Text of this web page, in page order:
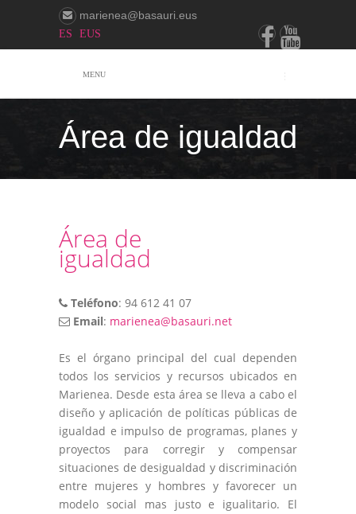
marienea@basauri.eus
ES EUS
MENU
Área de igualdad
Área de
igualdad
Teléfono: 94 612 41 07
Email: marienea@basauri.net
Es el órgano principal del cual dependen
todos los servicios y recursos ubicados en
Marienea. Desde esta área se lleva a cabo el
diseño y aplicación de políticas públicas de
igualdad e impulso de programas, planes y
proyectos para corregir y compensar
situaciones de desigualdad y discriminación
entre mujeres y hombres y favorecer un
modelo social mas justo e igualitario. El